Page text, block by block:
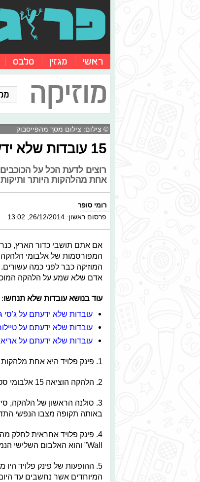
ראשי מגזין סלבס
מוזיקה
© צילום: צילום מסך מהפייסבוק
15 עובדות שלא ידעתם על פינק פלויד
רוצים לדעת הכל על
אחת מהלהקות היותר
רומי סופר
פרסום ראשון: 26/12/2014, 13:02
אם אתם תושבי כדור הארץ,
המפורסמות של אלבומי
המוזיקה כבר לפני כמה
אדם שלא שמע על הלהקה
עוד בנושא עובדות שלא תנחשו:
עובדות שלא ידעתם על ג'סי
עובדות שלא ידעתם על
עובדות שלא ידעתם על
1. פינק פלויד היא אחת מלהקות הרוק המצליחות בעולם אשר השפיעה רבות על הג׳אנר.
2. הלהקה הוציאה 15 אלבומי סטודיו.
3. סולנה הראשון של הלהקה,
באותה תקופה מצבו הנפשי
Wall" והוא האלבום השלישי הנמכר ביותר בכל הזמנים והגיע למעמד פלטינה 23 פעמים.
5. ההופעות של פינק פלויד
המיוחדים אשר נחשבים עד